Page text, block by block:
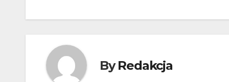
ByRedakcja